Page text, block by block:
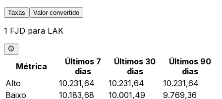
Taxas Valor convertido
1 FJD para LAK
Métrica
Últimos 7
dias
Últimos 30
dias
Últimos 90
dias
Alto
10.231,64 10.231,64
10.231,64
Baixo
10.183,68 10.001,49
9.769,36